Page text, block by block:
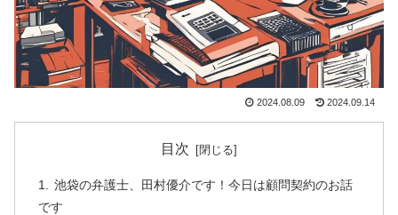
2024.08.09 2024.09.14
目次
池袋の弁護士、田村優介です！今日は顧問契約のお話
です